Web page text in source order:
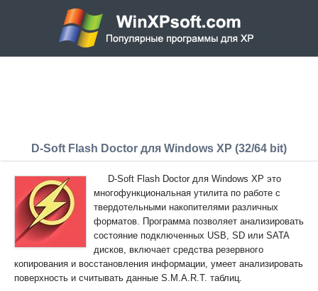
D-Soft Flash Doctor для Windows XP (32/64 bit)
D-Soft Flash Doctor для Windows XP это
многофункциональная утилита по работе с
твердотельными накопителями различных
форматов. Программа позволяет анализировать
состояние подключенных USB, SD или SATA
дисков, включает средства резервного
копирования и восстановления информации, умеет анализировать
поверхность и считывать данные S.M.A.R.T. таблиц.